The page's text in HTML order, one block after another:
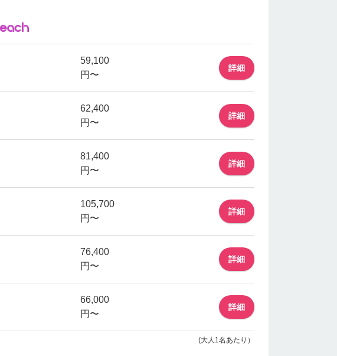
59,100
円〜
詳細
62,400
円〜
詳細
81,400
円〜
詳細
105,700
円〜
詳細
76,400
円〜
詳細
66,000
円〜
詳細
(大人1名あたり）